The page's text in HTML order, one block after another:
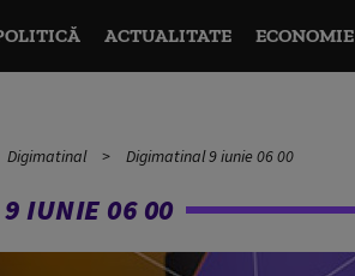
ACTUALITATE ECONOMIE
Digimatinal Digimatinal 9 iunie 06 00
IUNIE 06 00